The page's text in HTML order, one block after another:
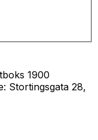
1900
Stortingsgata 28,